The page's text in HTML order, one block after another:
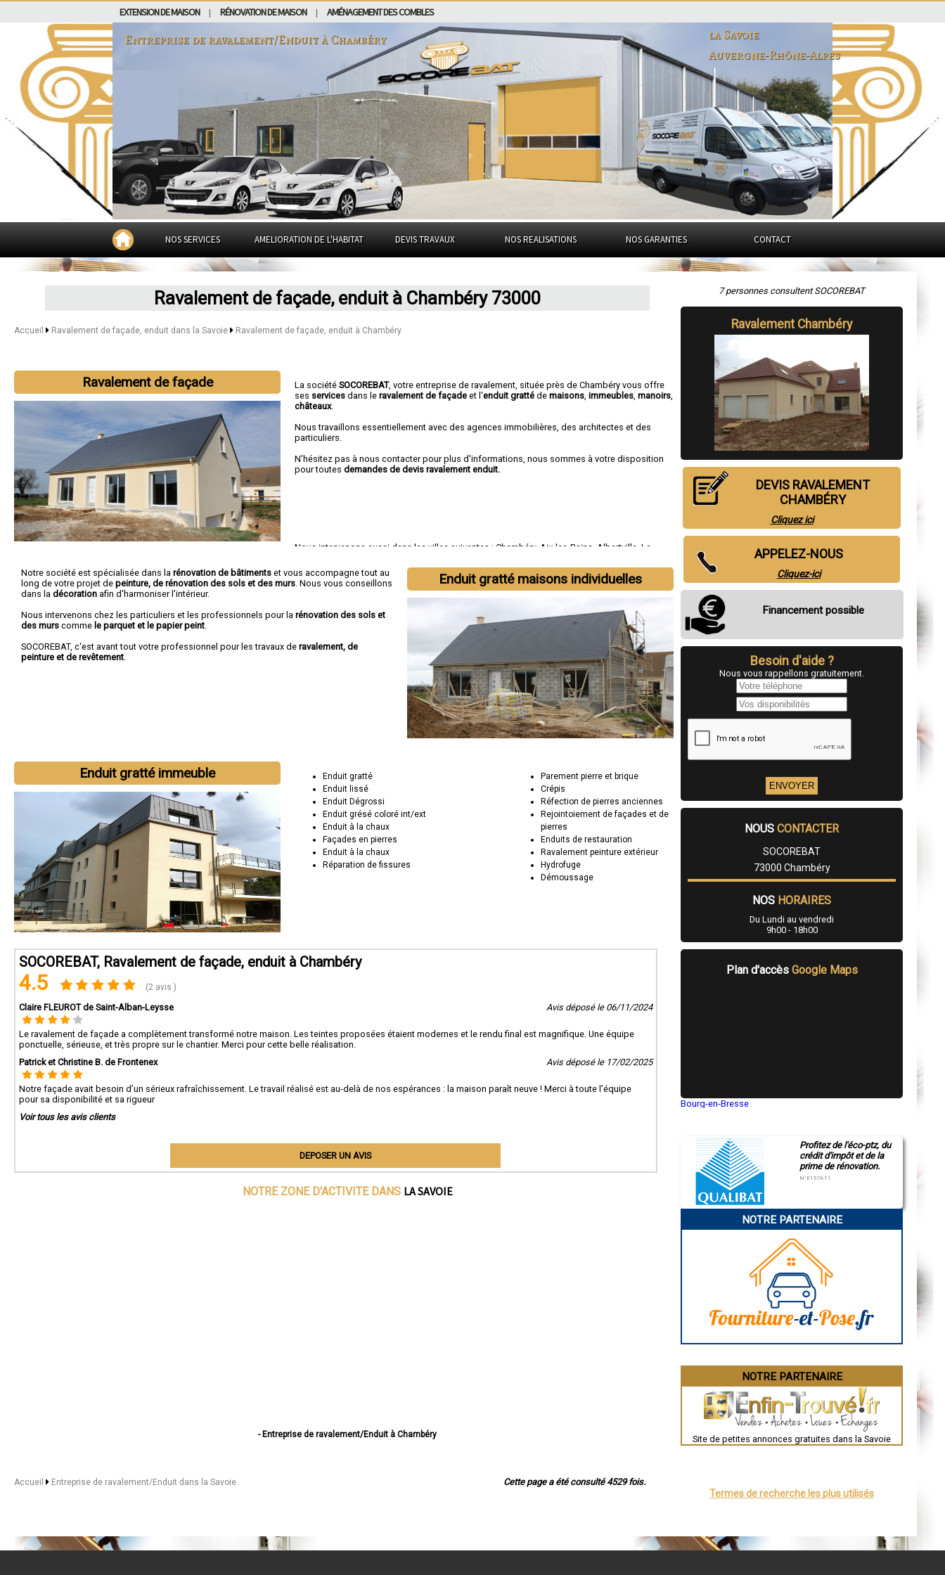
EXTENSION DE MAISON RÉNOVATION DE MAISON AMÉNAGEMENT DES COMBLES
Entreprise de ravalement/Enduit àChambéry
la Savoie
Auvergne-Rhône-Alpes
NOS SERVICES AMELIORATION DE L'HABITAT DEVIS TRAVAUX NOS REALISATIONS NOS GARANTIES CONTACT
Ravalement de façade, enduit à Chambéry 73000
Accueil Ravalement de façade, enduit dans la Savoie Ravalement de façade, enduit à Chambéry
Ravalement de façade La sociétéSOCOREBAT,votre entreprise de ravalement , située près de Chambéry vous offre
ses services dans leravalement de façade et l'enduit gratté demaisons ,immeubles ,manoirs
châteaux.
Nous travaillons essentiellement avec des agences immobilières, des architectes et des
particuliers.
N'hésitez pas à nous contacter pour plus d'informations, nous sommes à votre disposition
pour toutesdemandes de devis ravalement enduit.
Nous intervenons aussi dans les villes suivantes : Chambéry, Aix-les-Bains Albertville ,La
Saint-Alban-Leysse
Enduit gratté maisons individuelles
Notre société est spécialisée dans la rénovation de bâtiments et vous accompagne tout au
long de votre projet de peinture, de rénovation des sols et des murs. Nous vous conseillons
dans la décoration afin d'harmoniser l'intérieur.
Nous intervenons chez les particuliers et les professionnels pour la rénovation des sols et
des murs comme le parquet et le papier peint.
SOCOREBAT, c'est avant tout votre professionnel pour les travaux de ravalement, de
peinture et de revêtement.
Enduit gratté immeuble
Enduit gratté
Enduit lissé
Enduit Dégrossi
Enduit grésé coloré int/ext
Enduit à la chaux
Façades en pierres
Enduit à la chaux
Réparation de fissures
Parement pierre et brique
Crépis
Réfection de pierres anciennes
Rejointoiement de façades et de
pierres
Enduits de restauration
Ravalement peinture extérieur
Hydrofuge
Démoussage
SOCOREBAT, Ravalement de façade, enduit à Chambéry
4.5 (2 avis )
Claire FLEUROT de Saint-Alban-Leysse Avis déposé le 06/11/2024
Le ravalement de façade a complètement transformé notre maison. Les teintes proposées étaient modernes et le rendu final est magnifique. Une équipe
ponctuelle, sérieuse, et très propre sur le chantier. Merci pour cette belle réalisation.
Patrick et Christine B. de Frontenex
Avis déposé le 17/02/2025
Notre façade avait besoin d’un sérieux rafraîchissement. Le travail réalisé est au-delà de nos espérances : la maison paraît neuve ! Merci à toute l’équipe
pour sa disponibilité et sa rigueur
Voir tous les avis clients
DEPOSER UN AVIS
NOTRE ZONE D'ACTIVITE DANS LA SAVOIE
- Entreprise de ravalement/Enduit à Chambéry
- Entreprise de ravalement/Enduit à Saint-Jean-de-Maurienne
- Entreprise de ravalement/Enduit à Cognin
- Entreprise de ravalement/Enduit à Saint-Alban-Leysse
Cette page a été consulté 4529 fois.
Accueil Entreprise de ravalement/Enduit dans la Savoie
7 personnes consultent SOCOREBAT
Ravalement Chambéry
DEVIS RAVALEMENT
CHAMBÉRY
Cliquez ici
APPELEZ-NOUS
Cliquez-ici
Financement possible
Besoin d'aide ?
Nous vous rappellons gratuitement.
NOUS CONTACTER
SOCOREBAT
73000 Chambéry
NOS HORAIRES
Du Lundi au vendredi
9h00 - 18h00
Plan d'accès Google Maps
Bourg-en-Bresse
Gap
Nice
Annonay
Charleville-Mézières
Troyes
Narbonne
Marseille
Saint-Brieuc
Besançon
Évreux
Brest
Nîmes
Toulouse
Montpellier
Le Puy-en-Velay
Nantes
Profitez de l'éco-ptz, du
crédit d'impôt et de la
prime de rénovation.
N°E157671
NOTRE PARTENAIRE
NOTRE PARTENAIRE
Site de petites annonces gratuites dans la Savoie
Termes de recherche les plus utilisés